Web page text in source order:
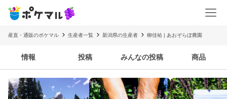
産直・通販のポケマル 生産者一覧 新潟県の生産者 柳佳祐 | あおぞらぼ農園
情報 投稿 みんなの投稿 商品